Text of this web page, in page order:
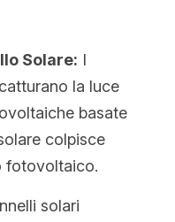
Solare: I
la luce
basate
colpisce
fotovoltaico.
solari